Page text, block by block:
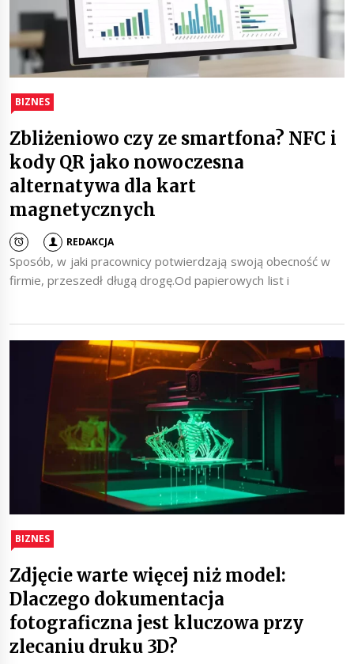
BIZNES
Zbliżeniowo czy ze smartfona? NFC i
kody QR jako nowoczesna
alternatywa dla kart
magnetycznych
REDAKCJA
Sposób, w jaki pracownicy potwierdzają swoją obecność w
firmie, przeszedł długą drogę.Od papierowych list i
BIZNES
Zdjęcie warte więcej niż model:
Dlaczego dokumentacja
fotograficzna jest kluczowa przy
zlecaniu druku 3D?